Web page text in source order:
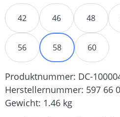
42 46 48
56 58 60
Produktnummer: DC-
Herstellernummer: 597 66
Gewicht: 1.46 kg